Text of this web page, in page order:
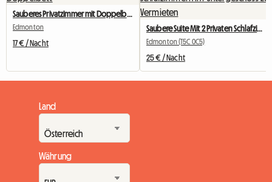
Sauberes Privatzimmer mit Doppelbett
Edmonton
17 € / Nacht
Saubere Suite Mit 2 Privaten Schlafzimmern Im Untergeschoss Zu Vermieten
Edmonton (T5C 0C5)
25 € / Nacht
Land
Währung